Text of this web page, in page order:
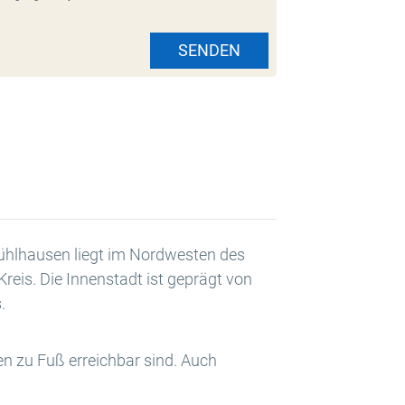
SENDEN
liegt im Nordwesten des
Die Innenstadt ist geprägt von
zu Fuß erreichbar sind. Auch